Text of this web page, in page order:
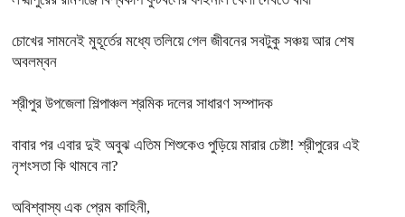
চোখের সামনেই মুহূর্তের মধ্যে তলিয়ে গেল জীবনের সবটুকু সঞ্চয় আর শেষ
অবলম্বন
শ্রীপুর উপজেলা শিল্পাঞ্চল শ্রমিক দলের সাধারণ সম্পাদক
বাবার পর এবার দুই অবুঝ এতিম শিশুকেও পুড়িয়ে মারার চেষ্টা! শ্রীপুরের এই
নৃশংসতা কি থামবে না?
অবিশ্বাস্য এক প্রেম কাহিনী,